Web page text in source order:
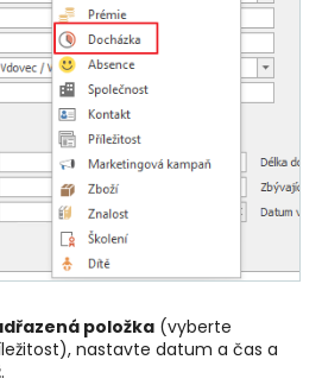
položka (vyberte
nastavte datum a čas a
.